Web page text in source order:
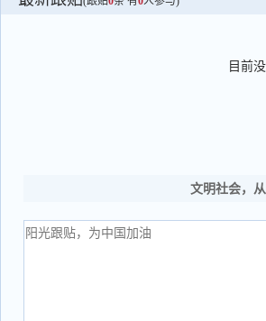
目前
文明社会，